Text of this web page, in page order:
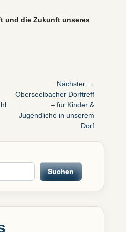
und die Zukunft unseres
Nächster →
Nächster
Oberseelbacher Dorftreff
– für Kinder &
Jugendliche in unserem
Dorf
Suchen